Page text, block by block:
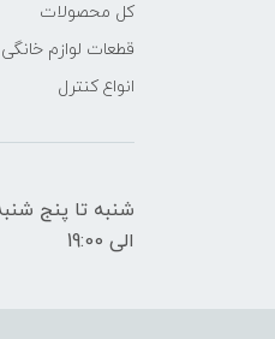
کل محصولات
قطعات لوازم خانگی
انواع کنترل
الی 19:00